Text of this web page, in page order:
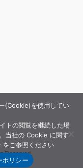
Reserved.
(Cookie)を使用してい
トの閲覧を継続した場
当社の Cookie に関す
をご参照ください
ポリシー